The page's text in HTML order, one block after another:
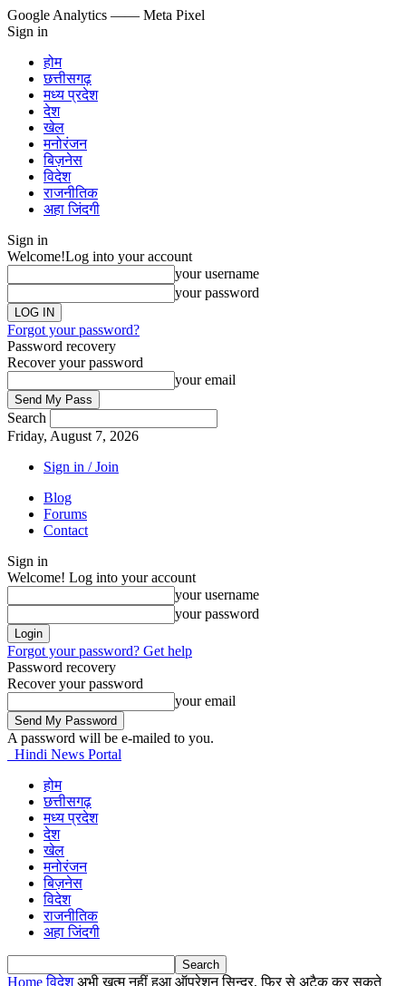
Google Analytics —— Meta Pixel
Sign in
होम
छत्तीसगढ़
मध्य प्रदेश
देश
खेल
मनोरंजन
बिज़नेस
विदेश
राजनीतिक
अहा जिंदगी
Sign in
Welcome!Log into your account
your username
your password
Forgot your password?
Password recovery
Recover your password
your email
Search
Friday, August 7, 2026
Sign in / Join
Blog
Forums
Contact
Sign in
Welcome! Log into your account
your username
your password
Forgot your password? Get help
Password recovery
Recover your password
your email
A password will be e-mailed to you.
Hindi News Portal
होम
छत्तीसगढ़
मध्य प्रदेश
देश
खेल
मनोरंजन
बिज़नेस
विदेश
राजनीतिक
अहा जिंदगी
Home विदेश अभी ख़त्म नहीं हुआ ऑपरेशन सिन्दूर, फिर से अटैक कर सकते